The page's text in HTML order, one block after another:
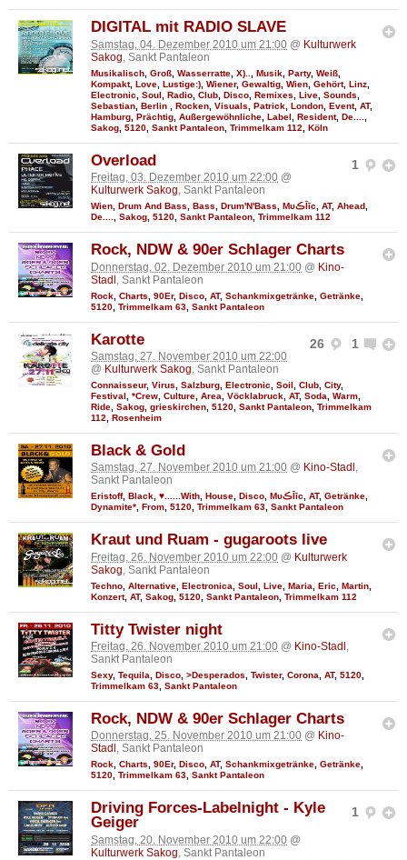
DIGITAL mit RADIO SLAVE
Samstag, 04. Dezember 2010 um 21:00 @ Kulturwerk
Sakog , Sankt Pantaleon
Musikalisch Groß Wasserratte X).. Musik Party, Weiß
Kompakt, Love Lustige:) Wiener, Gewaltig Wien Gehört, Linz
Electronic
Soul Radio Club Disco Remixes Live Sounds
Sebastian Berlin Rocken Visuals Patrick London Event, AT,
Hamburg Prächtig Außergewöhnliche Label Resident, De....
Sakog 5120 Sankt Pantaleon Trimmelkam 112 Köln
1
Overload
Freitag, 03. Dezember 2010 um 22:00 @
Kulturwerk Sakog, Sankt Pantaleon
Wien Drum And Bass Bass Drum'N'Bass MυڪĪīc AT, Ahead
De....
Sakog 5120 Sankt Pantaleon Trimmelkam 112
Rock, NDW & 90er Schlager Charts
Donnerstag, 02. Dezember 2010 um 21:00 @ Kino-
Stadl , Sankt Pantaleon
Rock Charts 90Er, Disco AT, Schankmixgetränke Getränke
5120 Trimmelkam 63 Sankt Pantaleon
26 1
Karotte
Samstag, 27. November 2010 um 22:00
@ Kulturwerk Sakog, Sankt Pantaleon
Connaisseur, Virus Salzburg Electronic Soil Club City,
Festival
*Crew Culture Area Vöcklabruck AT, Soda Warm
Ride Sakog grieskirchen 5120 Sankt Pantaleon Trimmelkam
112
Rosenheim
Black & Gold
Samstag, 27. November 2010 um 21:00 @ Kino-Stadl ,
Sankt Pantaleon
Eristoff, Black, ♥......With, House, Disco, MυڪĪīc, AT, Getränke,
Dynamite*, From, 5120, Trimmelkam 63, Sankt Pantaleon
Kraut und Ruam - gugaroots live
Freitag, 26. November 2010 um 22:00 @ Kulturwerk
Sakog , Sankt Pantaleon
Techno Alternative Electronica Soul Live Maria Eric Martin
Konzert, AT, Sakog 5120 Sankt Pantaleon Trimmelkam 112
Titty Twister night
Freitag, 26. November 2010 um 21:00 @ Kino-Stadl ,
Sankt Pantaleon
Sexy, Tequila Disco >Desperados Twister, Corona AT, 5120
Trimmelkam 63 Sankt Pantaleon
Rock, NDW & 90er Schlager Charts
Donnerstag, 25. November 2010 um 21:00 @ Kino-
Stadl , Sankt Pantaleon
Rock, Charts, 90Er, Disco, AT, Schankmixgetränke, Getränke,
5120, Trimmelkam 63, Sankt Pantaleon
1
Driving Forces-Labelnight - Kyle
Geiger
Samstag, 20. November 2010 um 22:00 @
Kulturwerk Sakog , Sankt Pantaleon